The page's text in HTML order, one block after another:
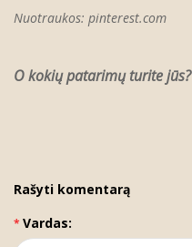
Nuotraukos: pinterest.com
O kokių patarimų turite jūs?
Rašyti komentarą
Vardas: